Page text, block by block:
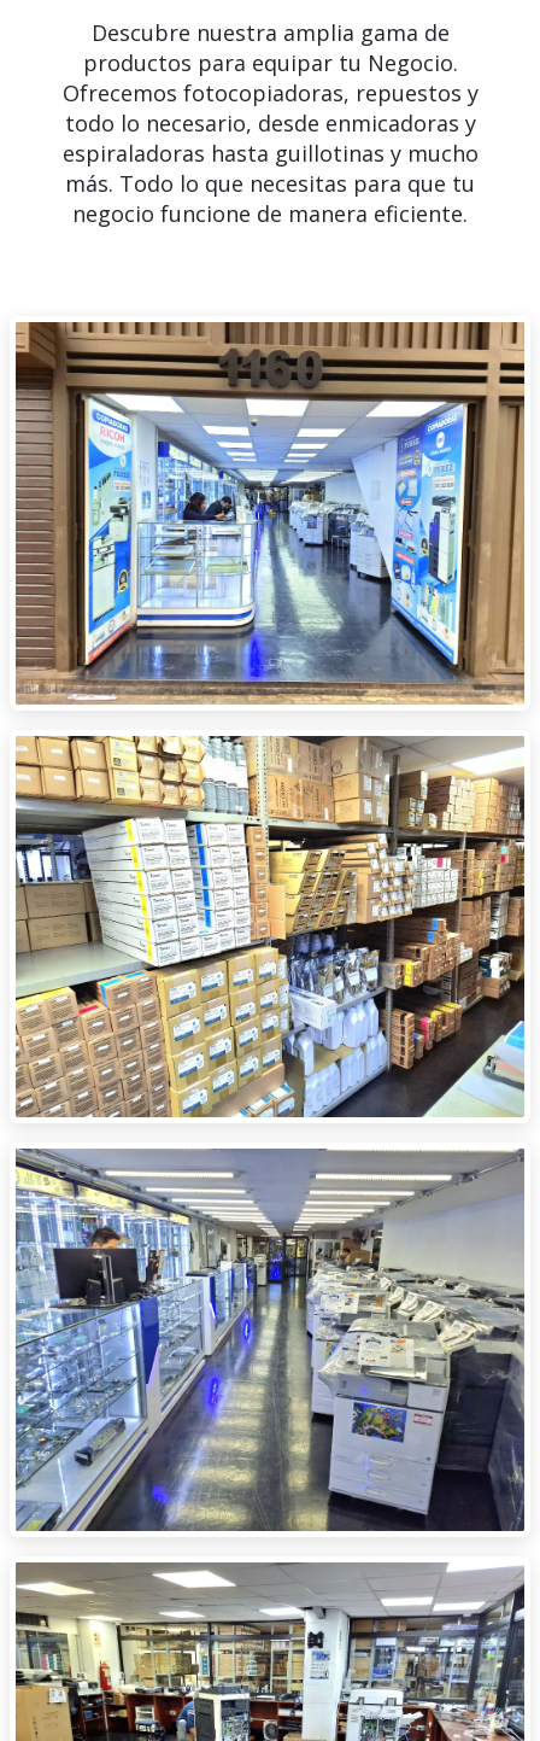
Descubre nuestra amplia gama de
productos para equipar tu Negocio.
Ofrecemos fotocopiadoras, repuestos y
todo lo necesario, desde enmicadoras y
espiraladoras hasta guillotinas y mucho
más. Todo lo que necesitas para que tu
negocio funcione de manera eficiente.